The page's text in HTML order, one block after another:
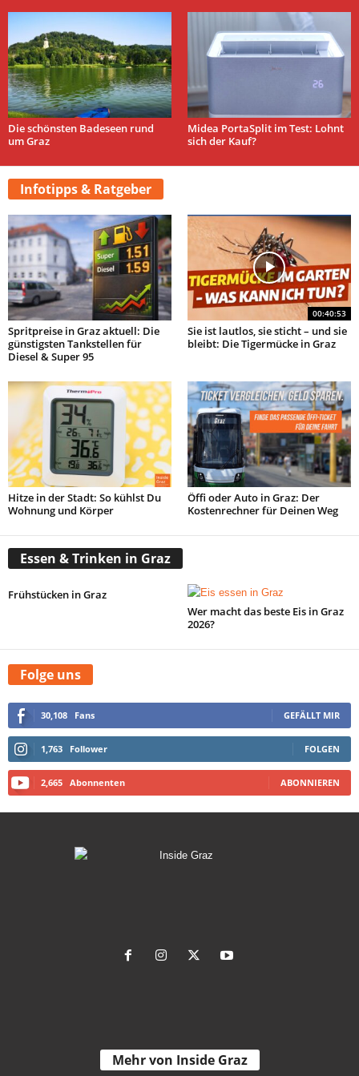
Die schönsten Badeseen rund
um Graz
Midea PortaSplit im Test: Lohnt
sich der Kauf?
Infotipps & Ratgeber
Spritpreise in Graz aktuell: Die
günstigsten Tankstellen für
Diesel & Super 95
00:40:53
Sie ist lautlos, sie sticht – und sie
bleibt: Die Tigermücke in Graz
Hitze in der Stadt: So kühlst Du
Wohnung und Körper
Öffi oder Auto in Graz: Der
Kostenrechner für Deinen Weg
Essen & Trinken in Graz
Frühstücken in Graz
Wer macht das beste Eis in Graz
2026?
Folge uns
30,108 Fans GEFÄLLT MIR
1,763 Follower FOLGEN
2,665 Abonnenten ABONNIEREN
Mehr von Inside Graz